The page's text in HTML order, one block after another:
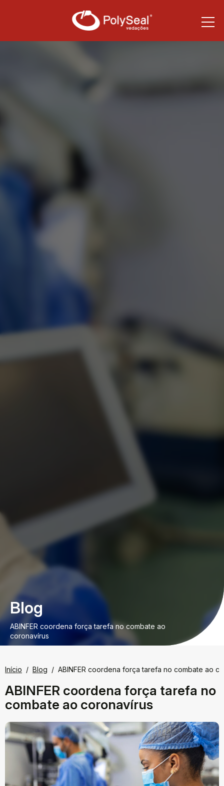
Blog
ABINFER coordena força tarefa no combate ao
coronavírus
Início Blog ABINFER coordena força tarefa no combate ao
ABINFER coordena força tarefa no
combate ao coronavírus